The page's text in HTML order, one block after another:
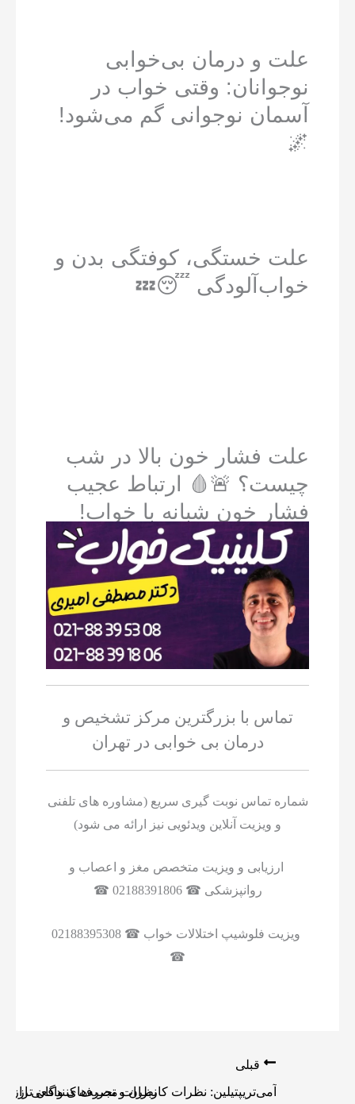
علت و درمان بی‌خوابی
نوجوانان: وقتی خواب در
آسمان نوجوانی گم می‌شود!
🌌
علت خستگی، کوفتگی بدن و
خواب‌آلودگی 😴💤
علت فشار خون بالا در شب
چیست؟ 🚨🩸 ارتباط عجیب
فشار خون شبانه با خواب!
تماس با بزرگترین مرکز تشخیص و
درمان بی خوابی در تهران
شماره تماس نوبت گیری سریع (مشاوره های تلفنی
و ویزیت آنلاین ویدئویی نیز ارائه می شود)
ارزیابی و ویزیت متخصص مغز و اعصاب و
روانپزشکی ☎ 02188391806 ☎
ویزیت فلوشیپ اختلالات خواب ☎ 02188395308
☎
قبلی
آمی‌تریپتیلین: نظرات کاربران و تجربه‌های واقعی از
نظرات مصرف کنندگان